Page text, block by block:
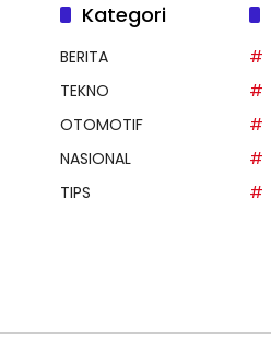
Kategori
BERITA
TEKNO
OTOMOTIF
NASIONAL
TIPS